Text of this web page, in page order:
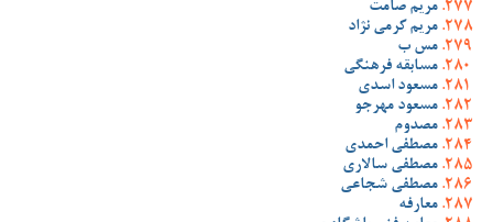
مریم صامت
مریم کرمی نژاد
مس ب
مسابقه فرهنگی
مسعود اسدی
مسعود مهرجو
مصدوم
مصطفی احمدی
مصطفی سالاری
مصطفی شجاعی
معارفه